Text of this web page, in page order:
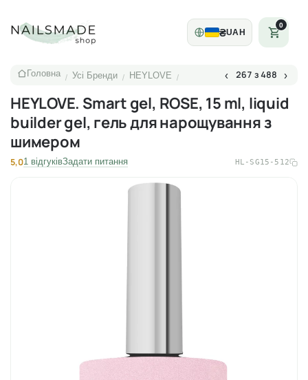
₴UAH
0
Головна / Усі Бренди / HEYLOVE / ‹ 267 з 488 ›
HEYLOVE. Smart gel, ROSE, 15 ml, liquid
builder gel, гель для нарощування з
шимером
5,01 відгуківЗадати питання HL-SG15-512